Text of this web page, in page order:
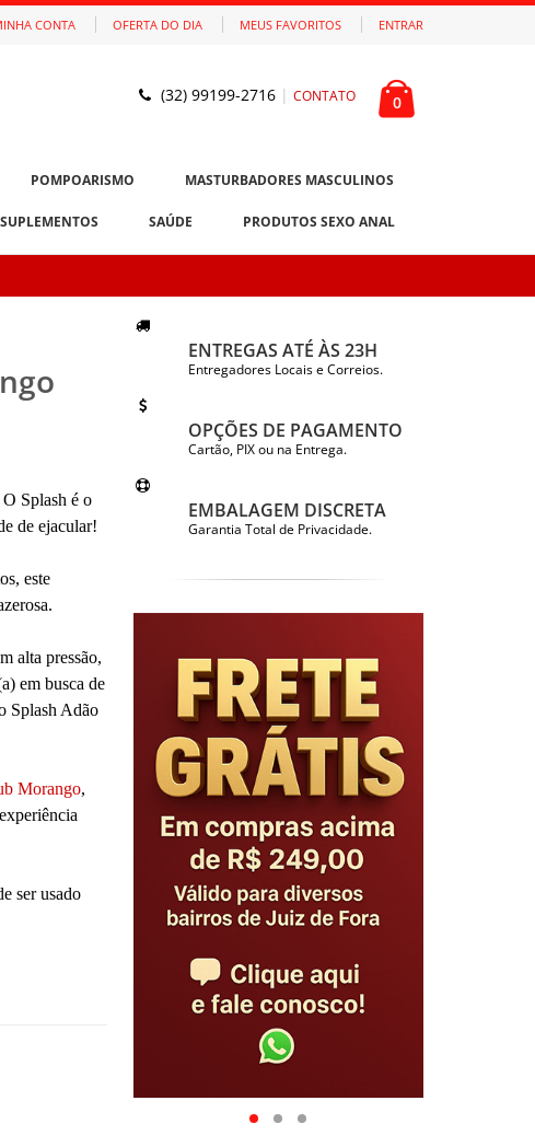
CONTA OFERTA DO DIA MEUS FAVORITOS ENTRAR
(32) 99199-2716 | CONTATO 0
POMPOARISMO MASTURBADORES MASCULINOS
SUPLEMENTOS SAÚDE PRODUTOS SEXO ANAL
Splash é o
de ejacular!
este
alta pressão,
em busca de
Splash Adão
Morango,
ser usado
ENTREGAS ATÉ ÀS 23H
Entregadores Locais e Correios.
OPÇÕES DE PAGAMENTO
Cartão, PIX ou na Entrega.
EMBALAGEM DISCRETA
Garantia Total de Privacidade.